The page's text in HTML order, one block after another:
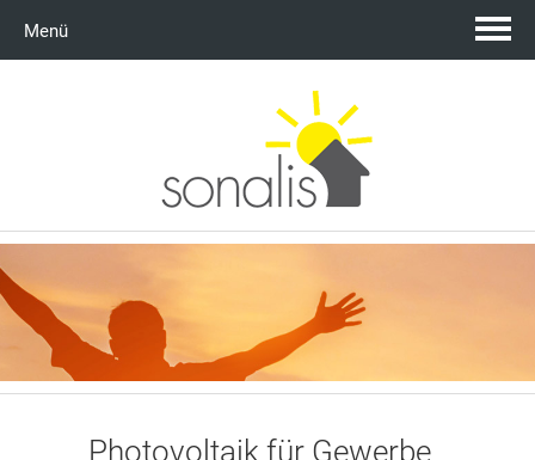
Menü
Unternehmen
Über uns
Team
Service
News & Aktionen
Photovoltaik für Gewerbe